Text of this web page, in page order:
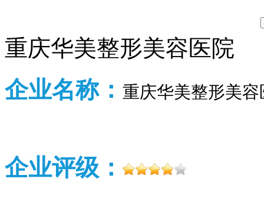
重庆华美整形美容医院
企业名称： 重庆华美整形美容
企业评级：